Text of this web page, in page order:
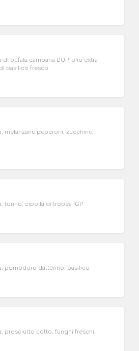
bufala campana DOP, olio extra
basilico fresco
melanzane,peperoni, zucchine,
tonno, cipolla di tropea IGP
pomodoro datterino, basilico
prosciutto cotto, funghi freschi,